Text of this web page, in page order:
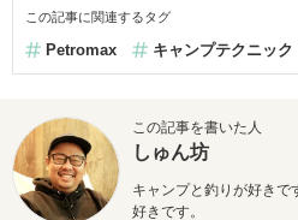
この記事に関連するタグ
Petromax キャンプテクニック
この記事を書いた人
しゅん坊
キャンプと釣りが好きで
好きです。